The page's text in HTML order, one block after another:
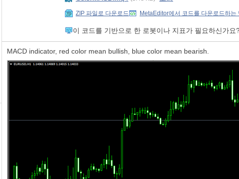
ZIP 파일로 다운로드 MetaEditor에서 코드를 다운로드하는
이 코드를 기반으로 한 로봇이나 지표가 필요하신가요
MACD indicator, red color mean bullish, blue color mean bearish.